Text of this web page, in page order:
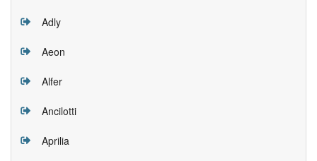
Adly
Aeon
Alfer
Ancilotti
Aprilia